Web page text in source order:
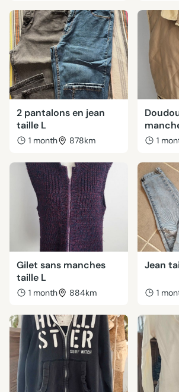
2 pantalons en jean
taille L
1 month 878km 1
Gilet sans manches
taille L
1 month 884km
Jean
1